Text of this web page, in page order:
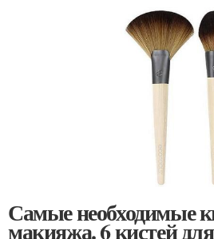
Самые необходимые
макияжа. 6 кистей